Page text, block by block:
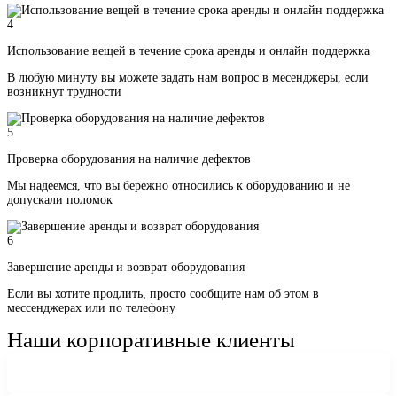
4
Использование вещей в течение срока аренды и онлайн поддержка
В любую минуту вы можете задать нам вопрос в месенджеры, если
возникнут трудности
5
Проверка оборудования на наличие дефектов
Мы надеемся, что вы бережно относились к оборудованию и не
допускали поломок
6
Завершение аренды и возврат оборудования
Если вы хотите продлить, просто сообщите нам об этом в
мессенджерах или по телефону
Наши корпоративные клиенты